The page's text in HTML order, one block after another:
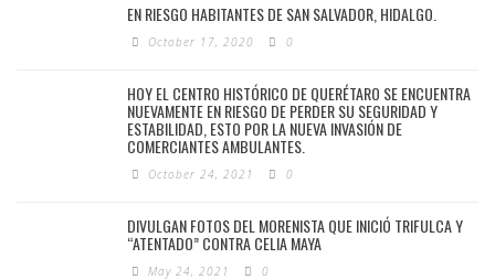
EN RIESGO HABITANTES DE SAN SALVADOR, HIDALGO.
October 17, 2020 0
HOY EL CENTRO HISTÓRICO DE QUERÉTARO SE ENCUENTRA
NUEVAMENTE EN RIESGO DE PERDER SU SEGURIDAD Y
ESTABILIDAD, ESTO POR LA NUEVA INVASIÓN DE
COMERCIANTES AMBULANTES.
October 24, 2021 0
DIVULGAN FOTOS DEL MORENISTA QUE INICIÓ TRIFULCA Y
“ATENTADO” CONTRA CELIA MAYA
May 24, 2021 0